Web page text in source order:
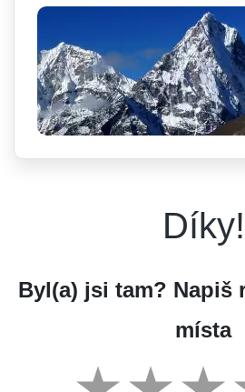
Díky!
Byl(a) jsi tam? Napiš
místa